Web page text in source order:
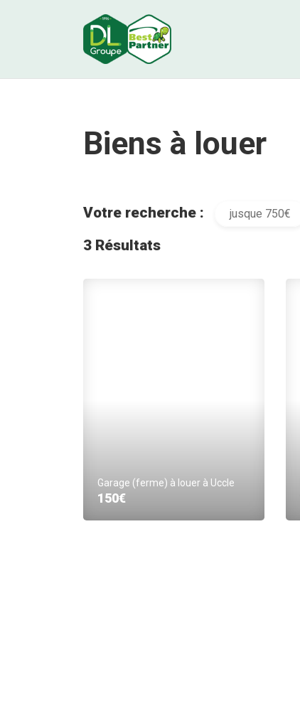
Biens à louer
Votre recherche : jusque 750€
3 Résultats
Garage (ferme) à louer à Uccle
150€